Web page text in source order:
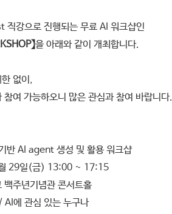
강으로 진행되는 무료 AI 워크샵인
】을 아래와 같이 개최합니다.
없이,
여 가능하오니 많은 관심과 참여 바랍니다.
AI agent 생성 및 활용 워크샵
29일(금) 13:00 ~ 17:15
주년기념관 콘서트홀
에 관심 있는 누구나